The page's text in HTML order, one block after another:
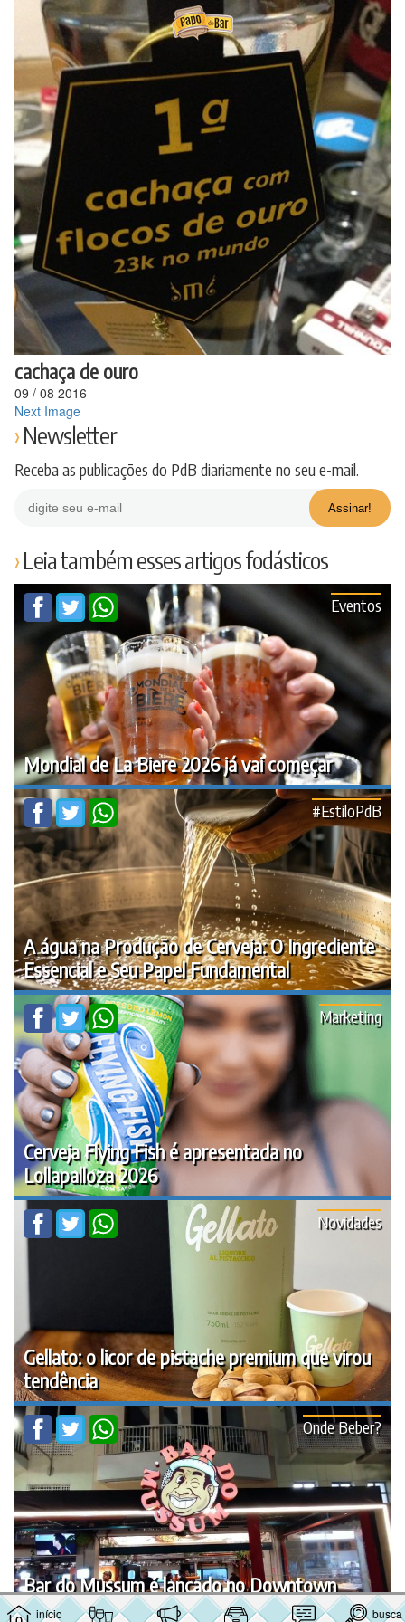
conteúdo
início busca
cachaça de ouro
09 / 08 2016
Next Image
Newsletter
Receba as publicações do PdB diariamente no seu e-mail.
Leia também esses artigos fodásticos
Mondial de La Biere 2026 já vai começar
Eventos
A água na Produção de Cerveja: O Ingrediente
Essencial e Seu Papel Fundamental
#EstiloPdB
Cerveja Flying Fish é apresentada no
Lollapalloza 2026
Marketing
Gellato: o licor de pistache premium que virou
tendência
Novidades
Bar do Mussum é lançado no Downtown
Onde Beber?